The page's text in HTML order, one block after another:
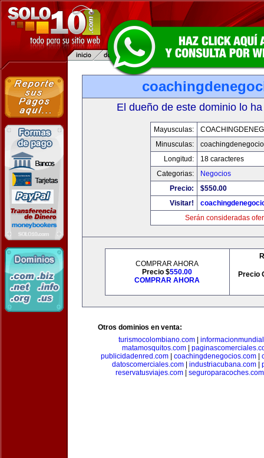
El dueño de este dominio lo
Mayusculas:
Minusculas:
Longitud:
18 caracteres
Categorias:
Negocios
Precio:
$550.00
Visitar!
Serán consideradas
COMPRAR AHORA
Precio $550.00
COMPRAR AHORA
Precio
Otros dominios en venta:
turismocolombiano.com
matamosquitos.com|
publicidadenred.com| coachingdenegocios.com|
datoscomerciales.com| industriacubana.com|
reservatusviajes.com| seguroparacoches.com